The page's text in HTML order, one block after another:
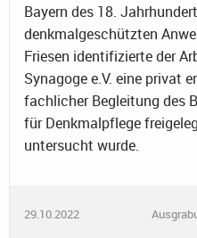
Bayern des 18.
denkmalgeschützten
Friesen identifizierte der
Synagoge e.V. eine privat
fachlicher Begleitung des
für Denkmalpflege
untersucht wurde.
29.10.2022